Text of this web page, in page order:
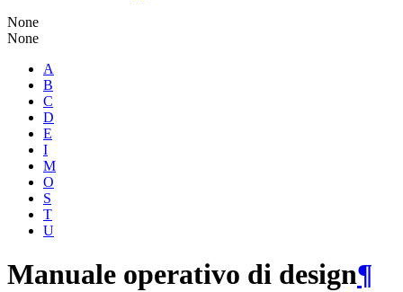
None
None
A
B
C
D
E
I
M
O
S
T
U
Manuale operativo di design¶